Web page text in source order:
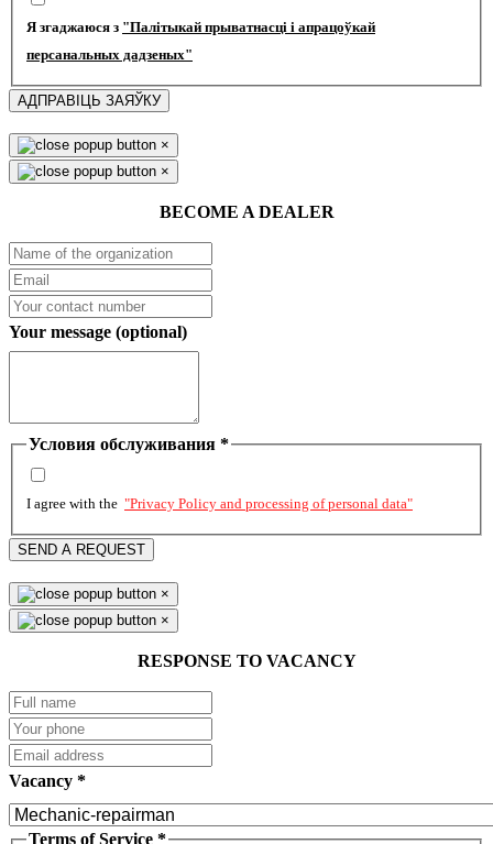
Я згаджаюся з "Палітыкай прыватнасці і апрацоўкай
персанальных дадзеных"
АДПРАВІЦЬ ЗАЯЎКУ
×
×
BECOME A DEALER
Your message (optional)
Условия обслуживания *
I agree with the "Privacy Policy and processing of personal data"
SEND A REQUEST
×
×
RESPONSE TO VACANCY
Vacancy *
Terms of Service *